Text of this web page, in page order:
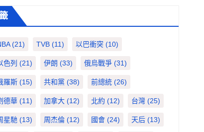
(21) TVB (11) 以巴衝突 (10)
色列 (21) 伊朗 (33) 俄烏戰爭 (31)
羅斯 (15) 共和黨 (38) 前總統 (26)
德華 (11) 加拿大 (12) 北約 (12) 台灣 (25)
星馳 (13) 周杰倫 (12) 國會 (24) 天后 (13)